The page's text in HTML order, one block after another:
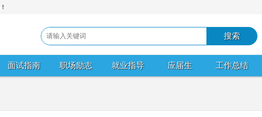
面试指南 职场励志 就业指导 应届生 工作总结